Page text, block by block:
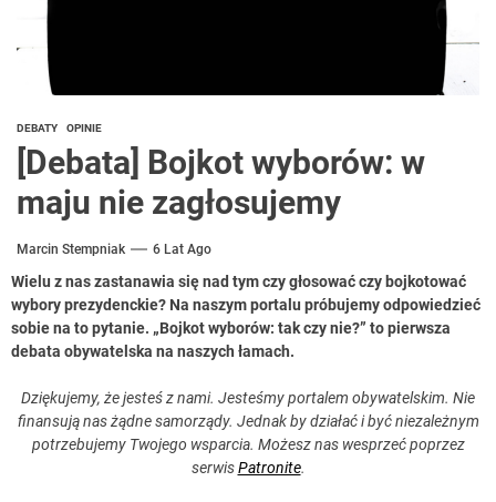
DEBATY OPINIE
[Debata] Bojkot wyborów: w
maju nie zagłosujemy
Marcin Stempniak 6 Lat Ago
Wielu z nas zastanawia się nad tym czy głosować czy bojkotować
wybory prezydenckie? Na naszym portalu próbujemy odpowiedzieć
sobie na to pytanie. „Bojkot wyborów: tak czy nie?” to pierwsza
debata obywatelska na naszych łamach.
Dziękujemy, że jesteś z nami. Jesteśmy portalem obywatelskim. Nie
finansują nas żądne samorządy. Jednak by działać i być niezależnym
potrzebujemy Twojego wsparcia. Możesz nas wesprzeć poprzez
serwisPatronite.